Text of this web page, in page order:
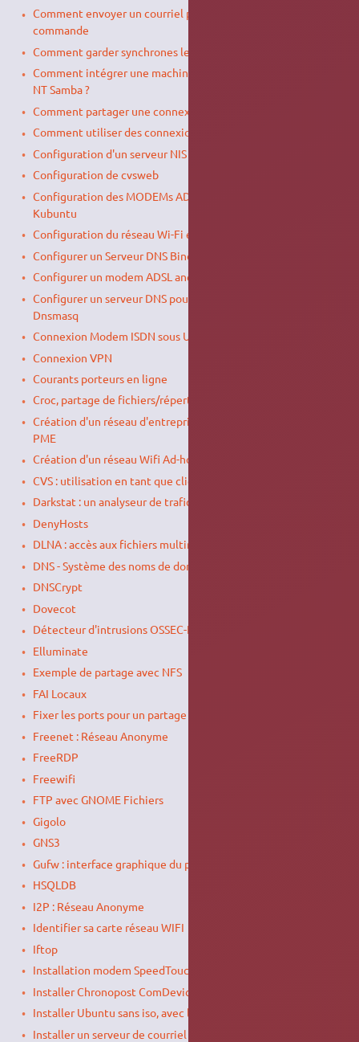
Comment envoyer un courriel par smtp en ligne de
commande
Comment garder synchrones les horloges d'un réseau local
Comment intégrer une machine Ubuntu dans un domaine
NT Samba ?
Comment partager une connexion internet ?
Comment utiliser des connexions ODBC ?
Configuration d'un serveur NIS
Configuration de cvsweb
Configuration des MODEMs ADSL sous Linux Ubuntu et
Kubuntu
Configuration du réseau Wi-Fi en ligne de commande
Configurer un Serveur DNS Bind9 pour son poste de travail
Configurer un modem ADSL ancienne génération (PPPOE)
Configurer un serveur DNS pour son poste de travail avec
Dnsmasq
Connexion Modem ISDN sous Ubuntu
Connexion VPN
Courants porteurs en ligne
Croc, partage de fichiers/répertoires en pair à pair
Création d'un réseau d'entreprise pour une TPME ou une
PME
Création d'un réseau Wifi Ad-hoc
CVS : utilisation en tant que client
Darkstat : un analyseur de trafic réseau
DenyHosts
DLNA : accès aux fichiers multimédia du réseau
DNS - Système des noms de domaine
DNSCrypt
Dovecot
Détecteur d'intrusions OSSEC-HIDS
Elluminate
Exemple de partage avec NFS
FAI Locaux
Fixer les ports pour un partage NFS
Freenet : Réseau Anonyme
FreeRDP
Freewifi
FTP avec GNOME Fichiers
Gigolo
GNS3
Gufw : interface graphique du pare-feu UFW
HSQLDB
I2P : Réseau Anonyme
Identifier sa carte réseau WIFI
Iftop
Installation modem SpeedTouch USB/330
Installer Chronopost ComDevice sur Ubuntu
Installer Ubuntu sans iso, avec l'image netboot
Installer un serveur de courriel avec postfix, procmail et